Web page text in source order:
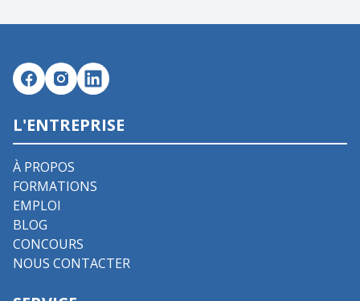
L'ENTREPRISE
À PROPOS
FORMATIONS
EMPLOI
BLOG
CONCOURS
NOUS CONTACTER